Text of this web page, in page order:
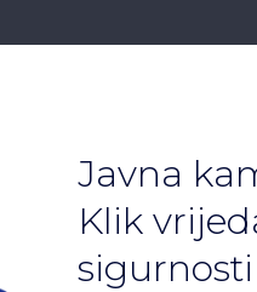
Javna
Klik
sigurnosti